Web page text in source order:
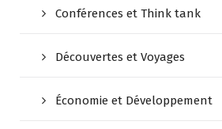
Conférences et Think tank
Découvertes et Voyages
Économie et Développement